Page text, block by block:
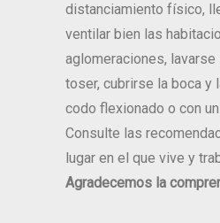
distanciamiento físico,
ventilar bien las
aglomeraciones, lavarse
toser, cubrirse la boca y
codo flexionado o con
Consulte las
lugar en el que vive y
Agradecemos la